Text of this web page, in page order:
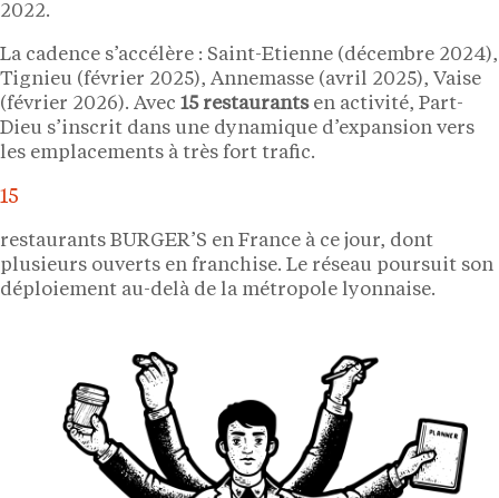
2022.
La cadence s’accélère : Saint-Etienne (décembre 2024),
Tignieu (février 2025), Annemasse (avril 2025), Vaise
(février 2026). Avec 15 restaurantsen activité, Part-
Dieu s’inscrit dans une dynamique d’expansion vers
les emplacements à très fort trafic.
15
restaurants BURGER’S en France à ce jour, dont
plusieurs ouverts en franchise. Le réseau poursuit son
déploiement au-delà de la métropole lyonnaise.